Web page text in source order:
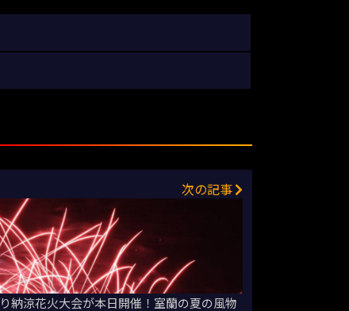
次の記事
納涼花火大会が本日開催！室蘭の夏の風物